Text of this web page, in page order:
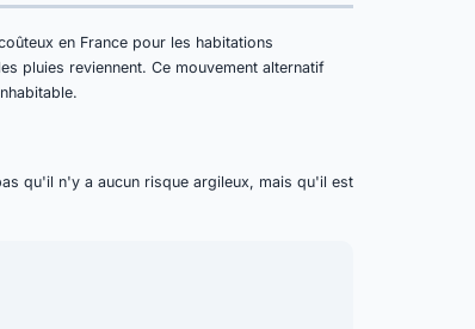
en France pour les habitations
pluies reviennent. Ce mouvement alternatif
qu'il n'y a aucun risque argileux, mais qu'il est